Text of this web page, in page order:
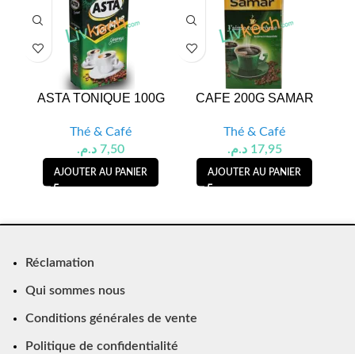
ASTA TONIQUE 100G
Thé & Café
7,50 د.م.
AJOUTER AU PANIER
CAFE 200G SAMAR
Thé & Café
17,95 د.م.
AJOUTER AU PANIER
Réclamation
Qui sommes nous
Conditions générales de vente
Politique de confidentialité